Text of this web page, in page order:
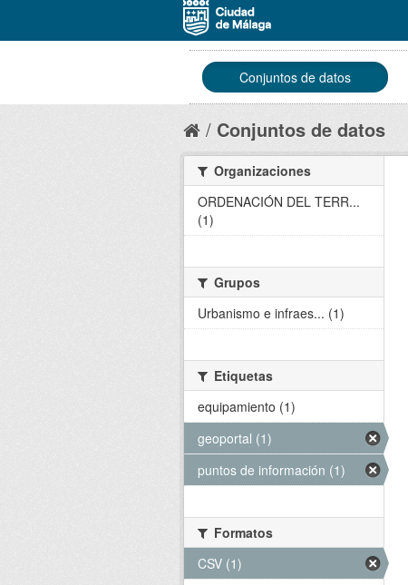
Conjuntos de datos
Conjuntos de datos
Organizaciones
ORDENACIÓN DEL TERR...
(1)
Grupos
Urbanismo e infraes... (1)
Etiquetas
equipamiento (1)
geoportal (1)
puntos de información (1)
Formatos
CSV (1)